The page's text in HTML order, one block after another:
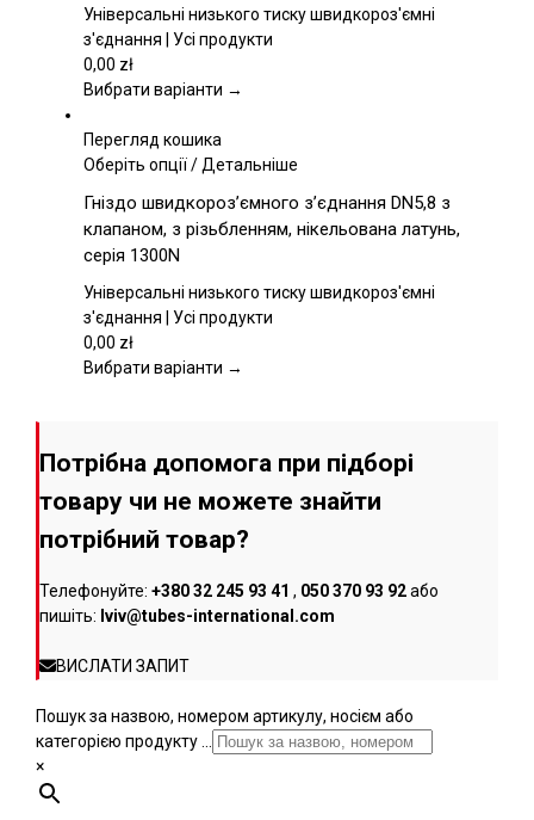
Параметри
можна
на
товару
Універсальні низького тиску швидкороз'ємні
з'єднання | Усі продукти
0,00 zł
Вибрати варіанти →
Перегляд кошика
Оберіть опціїЦей
має
кілька
Параметри
можна
на
/Детальніше
Гніздо швидкороз’ємного з’єднання DN5,8 з
клапаном, з різьбленням, нікельована латунь,
серія 1300N
Універсальні низького тиску швидкороз'ємні
з'єднання | Усі продукти
0,00 zł
Вибрати варіанти →
Потрібна допомога при підборі
товару чи не можете знайти
потрібний товар?
Телефонуйте: +380 32 245 93 41 , 050 370 93 92або
пишіть: lviv@tubes-international.com
ВИСЛАТИ ЗАПИТ
Пошук за назвою, номером артикулу, носієм або
категорією продукту ...
×